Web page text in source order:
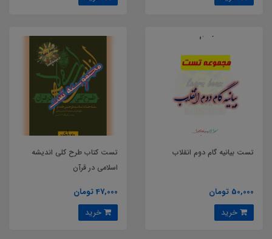
تست بیانیه گام دوم انقلاب
50,000 تومان
تست کتاب طرح کلی اندیشه
اسلامی در قرآن
47,000 تومان